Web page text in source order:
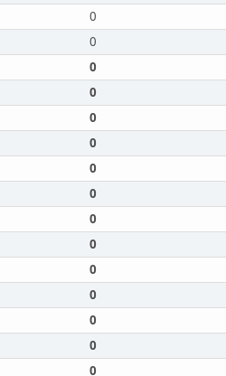
0
0
0
0
0
0
0
0
0
0
0
0
0
0
0